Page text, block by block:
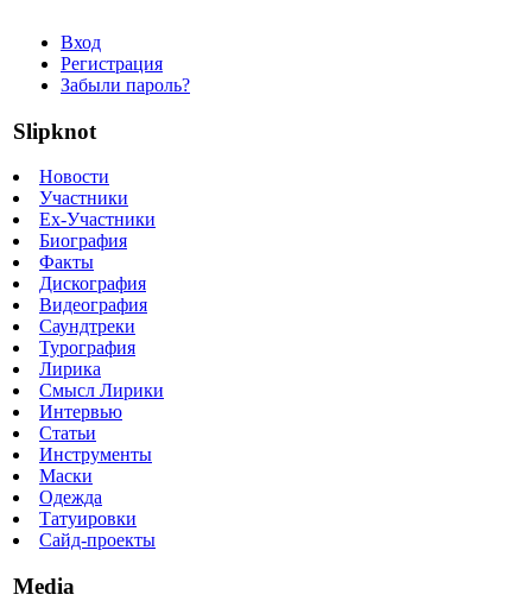
Вход
Регистрация
Забыли пароль?
Slipknot
Новости
Участники
Ex-Участники
Биография
Факты
Дискография
Видеография
Саундтреки
Турография
Лирика
Смысл Лирики
Интервью
Статьи
Инструменты
Маски
Одежда
Татуировки
Сайд-проекты
Media